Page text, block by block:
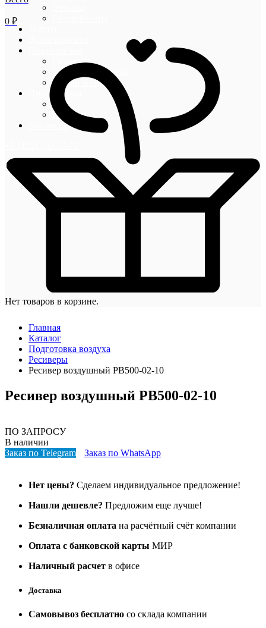
Гарантии
Оплата и доставка
Акции и скидки
Информация
Блог
Новости
Контакты
0 ₽
Нет товаров в корзине.
Главная
Каталог
Подготовка воздуха
Ресиверы
Ресивер воздушный РВ500-02-10
Ресивер воздушный РВ500-02-10
ПО ЗАПРОСУ
В наличии
Заказ по Telegram
Заказ по WhatsApp
Нет цены? Сделаем индивидуальное предложение!
Нашли дешевле? Предложим еще лучше!
Безналичная оплата на расчётный счёт компании
Оплата с банковской карты МИР
Наличный расчет в офисе
Доставка
Самовывоз бесплатно со склада компании